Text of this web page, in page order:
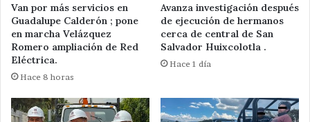
Van por más servicios en
Guadalupe Calderón ; pone
en marcha Velázquez
Romero ampliación de Red
Eléctrica.
Hace 8 horas
Avanza investigación después
de ejecución de hermanos
cerca de central de San
Salvador Huixcolotla .
Hace 1 día